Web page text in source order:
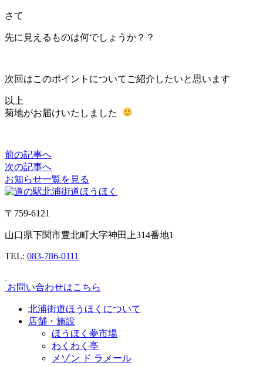
さて
先に見えるものは何でしょうか？？
次回はこのポイントについてご紹介したいと思います
以上
菊地がお届けいたしました
前の記事へ
次の記事へ
お知らせ一覧を見る
〒759-6121
山口県下関市豊北町大字神田上314番地1
TEL: 083-786-0111
お問い合わせはこちら
北浦街道ほうほくについて
店舗・施設
ほうほく夢市場
わくわく亭
メゾン ド ラメール